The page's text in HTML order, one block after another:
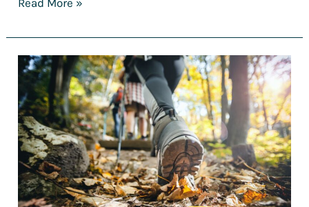
L’art
de
voyager
léger :
nos
conseils
pour
une
randonnée
minimaliste